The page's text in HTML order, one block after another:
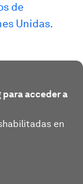
de
Unidas.
acceder a
en